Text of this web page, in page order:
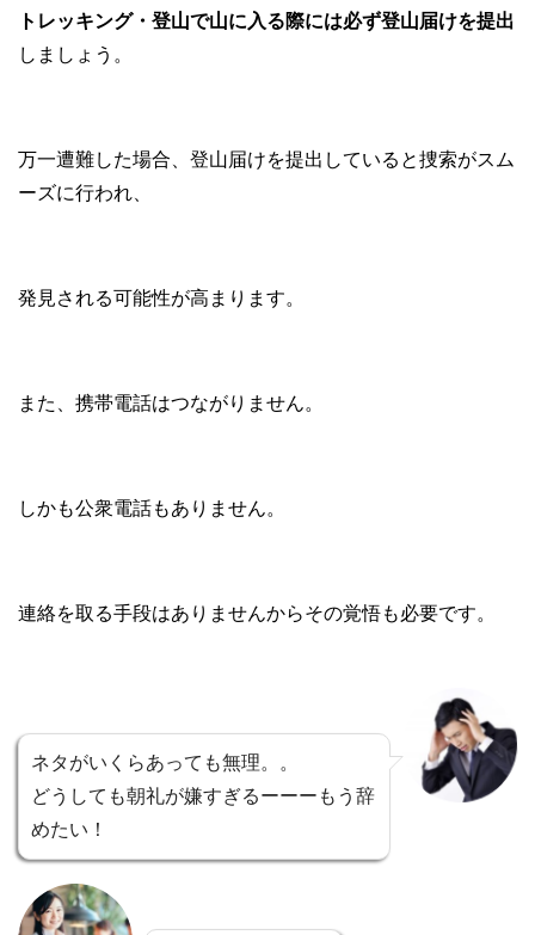
トレッキング・登山で山に入る際には必ず登山届けを提出
しましょう。
万一遭難した場合、登山届けを提出していると捜索がスム
ーズに行われ、
発見される可能性が高まります。
また、携帯電話はつながりません。
しかも公衆電話もありません。
連絡を取る手段はありませんからその覚悟も必要です。
ネタがいくらあっても無理。。
どうしても朝礼が嫌すぎるーーーもう辞
めたい！